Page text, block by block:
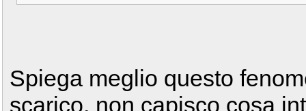
Spiega meglio questo
scarico, non capisco cosa